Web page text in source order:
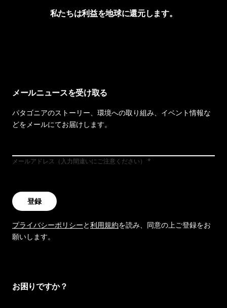
私たちは利益を地球に還元します。
メールニュースを受け取る
パタゴニアのストーリー、環境への取り組み、イベント情報な
どをメールにてお届けします。
メールアドレス（入力間違いにご注意ください）
登録
プライバシーポリシーと利用規約を読み、同意の上ご登録をお
願いします。
お困りですか？